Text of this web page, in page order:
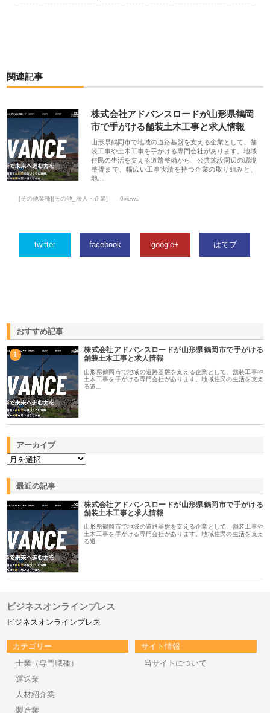
関連記事
株式会社アドバンスロードが山形県鶴岡
市で手がける舗装土木工事と求人情報
山形県鶴岡市で地域の道路基盤を支える企業として、舗
装工事や土木工事を手がける専門会社があります。地域
住民の生活を支える道路整備から、公共施設周辺の環境
整備まで、幅広い工事実績を持つ企業の取り組みと、
地…
[その他業種][その他_法人・企業] 0views
twitter facebook google+ はてブ
おすすめ記事
1
株式会社アドバンスロードが山形県鶴岡市で手がける
舗装土木工事と求人情報
山形県鶴岡市で地域の道路基盤を支える企業として、舗装工事や
土木工事を手がける専門会社があります。地域住民の生活を支え
る道…
アーカイブ
最近の記事
株式会社アドバンスロードが山形県鶴岡市で手がける
舗装土木工事と求人情報
山形県鶴岡市で地域の道路基盤を支える企業として、舗装工事や
土木工事を手がける専門会社があります。地域住民の生活を支え
る道…
ビジネスオンラインプレス
ビジネスオンラインプレス
カテゴリー
士業（専門職種）
運送業
人材紹介業
製造業
サイト情報
当サイトについて